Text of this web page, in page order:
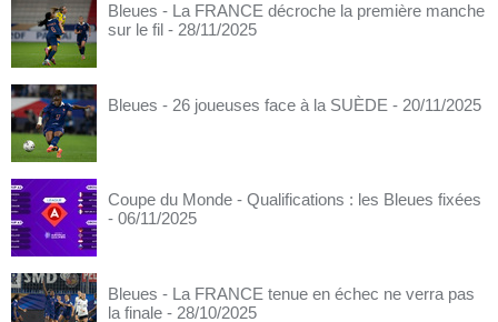
Bleues - La FRANCE décroche la première manche
sur le fil - 28/11/2025
Bleues - 26 joueuses face à la SUÈDE - 20/11/2025
Coupe du Monde - Qualifications : les Bleues fixées
- 06/11/2025
Bleues - La FRANCE tenue en échec ne verra pas
la finale - 28/10/2025